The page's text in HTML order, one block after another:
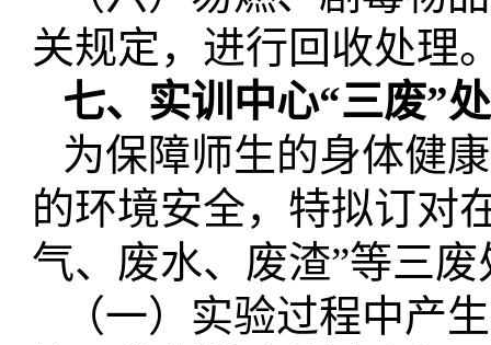
关规定，进行回收处理
七、实训中心“三废”
为保障师生的身体健
的环境安全，特拟订对
气、废水、废渣”等三
（一）实验过程中产